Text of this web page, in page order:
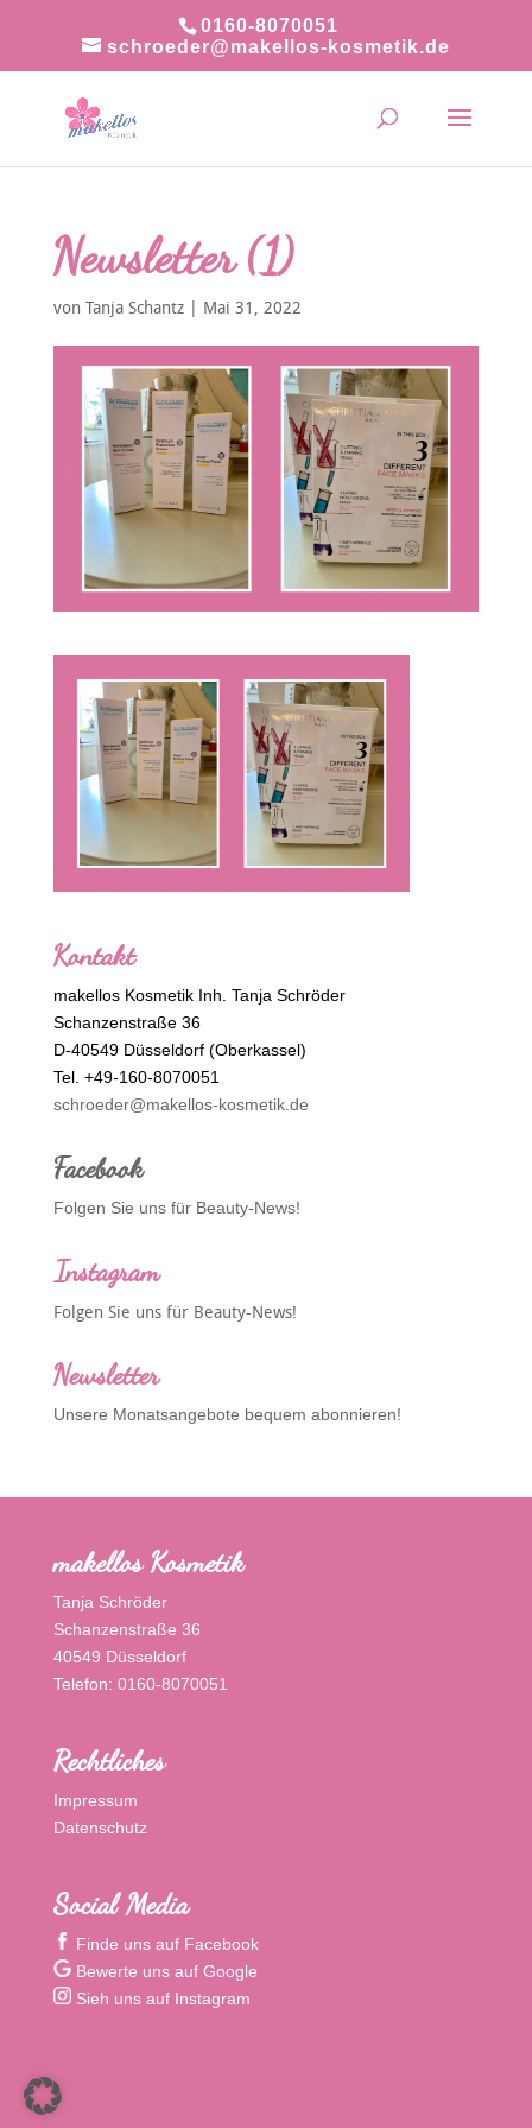
0160-8070051
schroeder@makellos-kosmetik.de
Newsletter (1)
von Tanja Schantz| Mai 31, 2022
Kontakt
makellos Kosmetik Inh. Tanja Schröder
Schanzenstraße 36
D-40549 Düsseldorf (Oberkassel)
Tel. +49-160-8070051
schroeder@makellos-kosmetik.de
Facebook
Folgen Sie uns für Beauty-News!
Instagram
Folgen Sie uns für Beauty-News!
Newsletter
Unsere Monatsangebote bequem abonnieren!
makellos Kosmetik
Tanja Schröder
Schanzenstraße 36
40549 Düsseldorf
Telefon: 0160-8070051
Rechtliches
Impressum
Datenschutz
Social Media
Finde uns auf Facebook
Bewerte uns auf Google
Sieh uns auf Instagram